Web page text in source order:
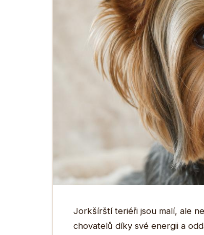
Jorkšírští teriéři jsou malí, ale
chovatelů díky své energii a